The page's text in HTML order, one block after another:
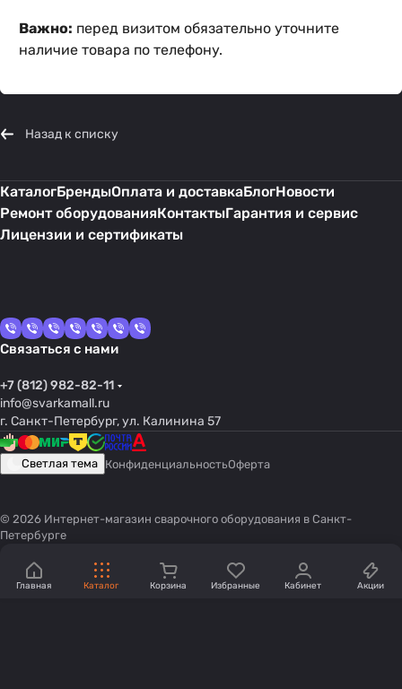
Важно: перед визитом обязательно уточните
наличие товара по телефону.
Назад к списку
КаталогБрендыОплата и доставкаБлогНовости
Ремонт оборудованияКонтактыГарантия и сервис
Лицензии и сертификаты
Связаться с нами
+7 (812) 982-82-11
info@svarkamall.ru
г. Санкт-Петербург, ул. Калинина 57
Светлая тема КонфиденциальностьОферта
© 2026 Интернет-магазин сварочного оборудования в Санкт-
Петербурге
Главная Каталог Корзина Избранные Кабинет Акции